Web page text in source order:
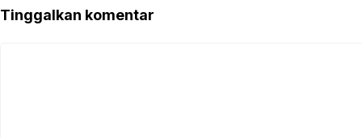
Tinggalkan komentar